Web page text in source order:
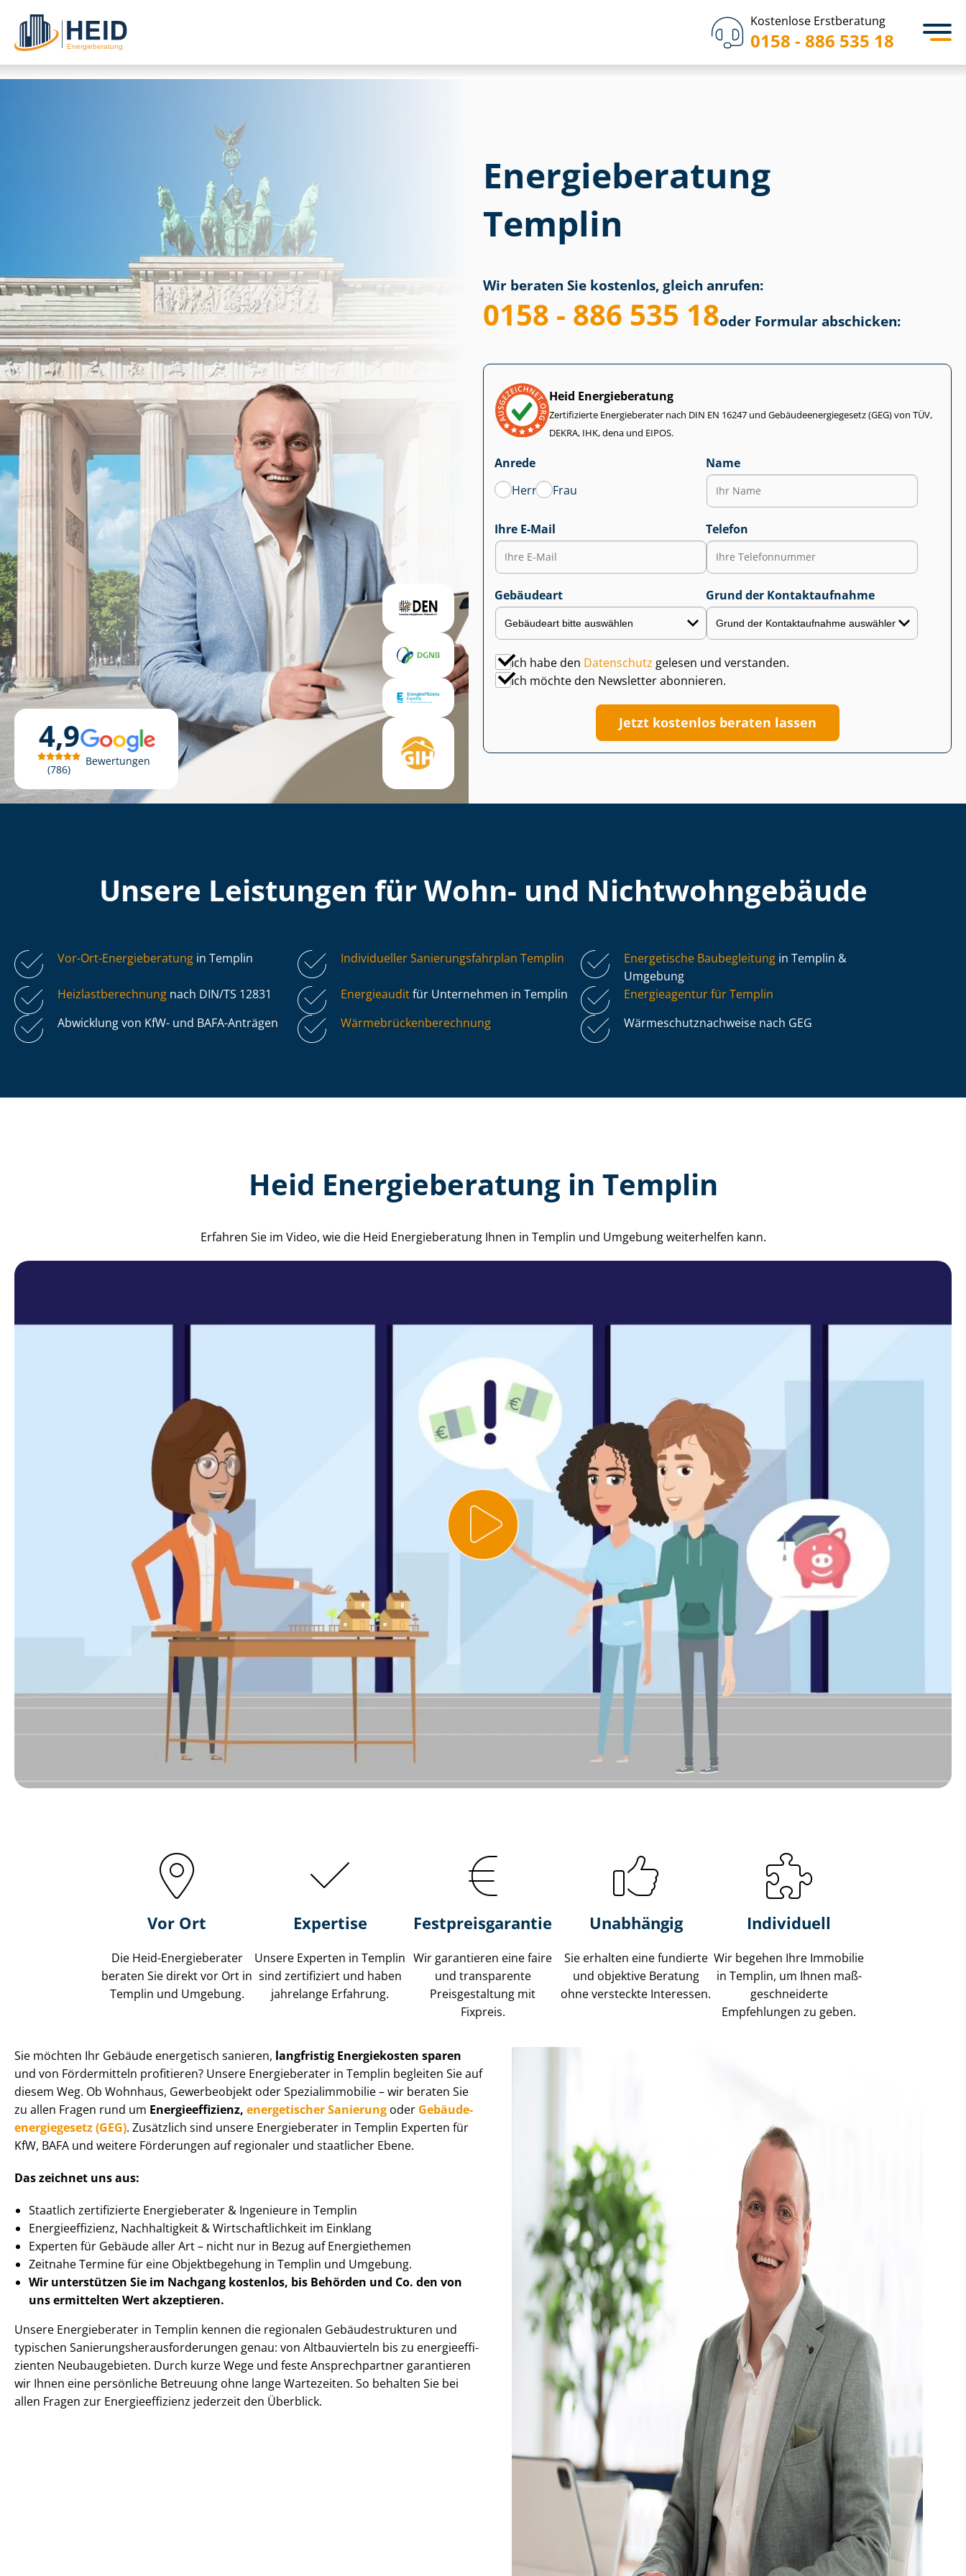
Kostenlose Erstberatung
0158 - 886 535 18
4,9
786
Bewertungen
Energieberatung
Templin
Wir beraten Sie kostenlos, gleich anrufen:
0158 - 886 535 18oder Formular abschicken:
Heid Energieberatung
Zertifizierte Energieberater nach DIN EN 16247 und Ge­bäu­de­en­er­gie­ge­setz (GEG) von TÜV,
DEKRA, IHK, dena und EIPOS.
Anrede
Herr
Frau
Name
Ihre E-Mail Telefon
Gebäudeart Grund der Kontaktaufnahme
Ich habe den Datenschutz gelesen und verstanden.
Ich möchte den Newsletter abonnieren.
Jetzt kostenlos beraten lassen
Unsere Leistungen für Wohn- und Nicht­wohn­ge­bäu­de
Vor-Ort-Energieberatung in Templin Individueller Sa­nie­rungs­fahr­plan Templin Energetische Baubegleitung in Templin &
Umgebung
Heiz­last­be­rech­nung nach DIN/TS 12831 Energieauditfür Unternehmen in Templin
Energieagentur für Templin
Abwicklung von KfW- und BAFA-Anträgen
Wär­me­brü­cken­be­rech­nung Wär­me­schutz­nach­wei­se nach GEG
Heid Energieberatung in Templin
Erfahren Sie im Video, wie die Heid Energieberatung Ihnen in Templin und Umgebung weiterhelfen kann.
Vor Ort
Die Heid-Energieberater
beraten Sie direkt vor Ort in
Templin und Umgebung.
Expertise
Unsere Experten in Templin
sind zertifiziert und haben
jahrelange Erfahrung.
Fest­preis­ga­ran­tie
Wir garantieren eine faire
und transparente
Preisgestaltung mit
Fixpreis.
Unabhängig
Sie erhalten eine fundierte
und objektive Beratung
ohne versteckte Interessen.
Individuell
Wir begehen Ihre Immobilie
in Templin, um Ihnen maß­
ge­schnei­der­te
Empfehlungen zu geben.
Sie möchten Ihr Gebäude energetisch sanieren, langfristig Energiekosten sparen
und von Fördermitteln profitieren? Unsere Energieberater in Templin begleiten Sie auf
diesem Weg. Ob Wohnhaus, Gewerbeobjekt oder Spe­zi­al­im­mo­bi­lie – wir beraten Sie
zu allen Fragen rund um En­er­gie­ef­fi­zi­enz, energetischer Sanierung oder Ge­bäu­de­
en­er­gie­ge­setz (GEG). Zusätzlich sind unsere Energieberater in Templin Experten für
KfW, BAFA und weitere Förderungen auf regionaler und staatlicher Ebene.
Das zeichnet uns aus:
Staatlich zertifizierte Energieberater & Ingenieure in Templin
En­er­gie­ef­fi­zi­enz, Nachhaltigkeit & Wirt­schaft­lich­keit im Einklang
Experten für Gebäude aller Art – nicht nur in Bezug auf Energiethemen
Zeitnahe Termine für eine Objektbegehung in Templin und Umgebung.
Wir unterstützen Sie im Nachgang kostenlos, bis Behörden und Co. den von
uns ermittelten Wert akzeptieren.
Unsere Energieberater in Templin kennen die regionalen Ge­bäu­de­struk­tu­ren und
typischen Sa­nie­rungs­her­aus­for­de­run­gen genau: von Altbauvierteln bis zu en­er­gie­ef­fi­
zi­en­ten Neubaugebieten. Durch kurze Wege und feste Ansprechpartner garantieren
wir Ihnen eine persönliche Betreuung ohne lange Wartezeiten. So behalten Sie bei
allen Fragen zur En­er­gie­ef­fi­zi­enz jederzeit den Überblick.